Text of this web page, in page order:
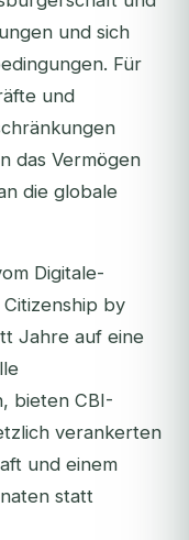
und sich
Für
und
das Vermögen
die globale
Digitale-
by
Jahre auf eine
bieten CBI-
verankerten
und einem
statt